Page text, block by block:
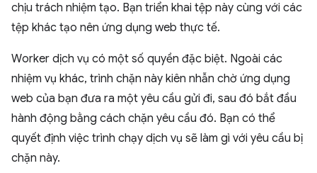
chịu trách nhiệm tạo. Bạn triển khai tệp này cùng với các
tệp khác tạo nên ứng dụng web thực tế.
Worker dịch vụ có một số quyền đặc biệt. Ngoài các
nhiệm vụ khác, trình chặn này kiên nhẫn chờ ứng dụng
web của bạn đưa ra một yêu cầu gửi đi, sau đó bắt đầu
hành động bằng cách chặn yêu cầu đó. Bạn có thể
quyết định việc trình chạy dịch vụ sẽ làm gì với yêu cầu bị
chặn này.